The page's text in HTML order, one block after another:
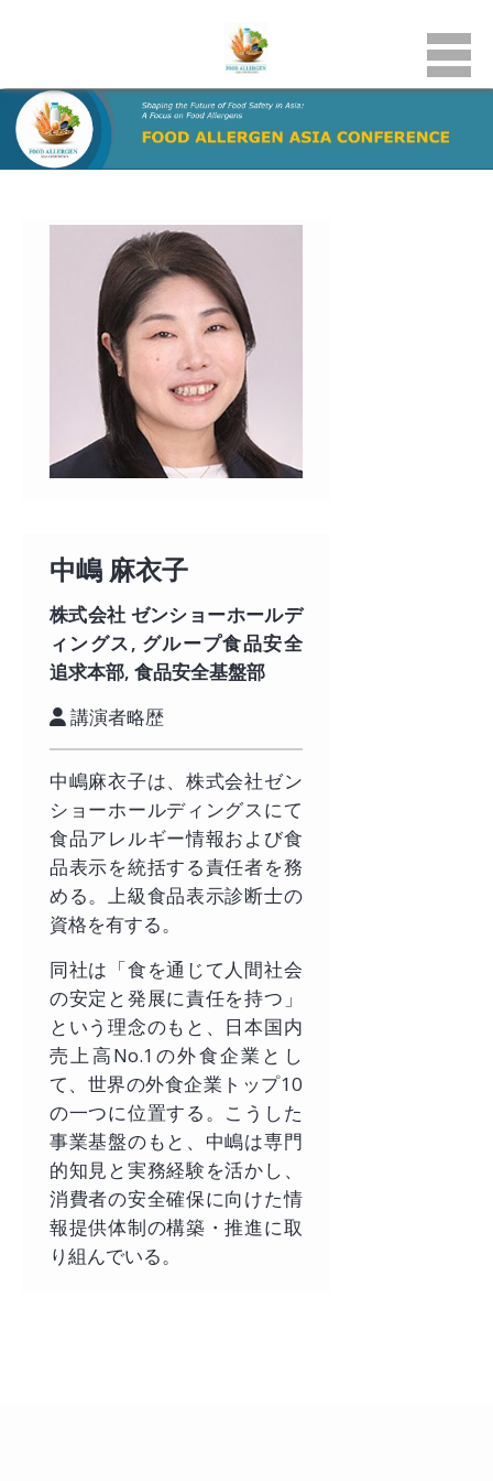
中嶋 麻衣子
株式会社 ゼンショーホールデ
ィングス, グループ食品安全
追求本部, 食品安全基盤部
講演者略歴
中嶋麻衣子は、株式会社ゼン
ショーホールディングスにて
食品アレルギー情報および食
品表示を統括する責任者を務
める。上級食品表示診断士の
資格を有する。
同社は「食を通じて人間社会
の安定と発展に責任を持つ」
という理念のもと、日本国内
売上高No.1の外食企業とし
て、世界の外食企業トップ10
の一つに位置する。こうした
事業基盤のもと、中嶋は専門
的知見と実務経験を活かし、
消費者の安全確保に向けた情
報提供体制の構築・推進に取
り組んでいる。